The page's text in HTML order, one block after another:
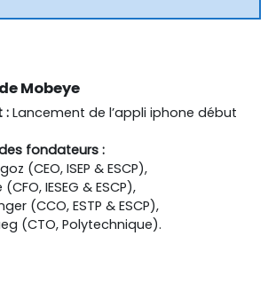
Mobeye
:Lancement de l’appli iphone début
fondateurs :
(CEO, ISEP & ESCP),
IESEG & ESCP),
(CCO, ESTP & ESCP),
(CTO, Polytechnique).